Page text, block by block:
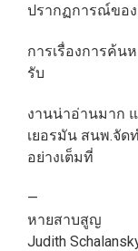
ปรากฏการณ์ขอ
การเรื่องการค้น
รับ
งานน่าอ่านมาก
เยอรมัน สนพ.จัด
อย่างเต็มที่
—
หายสาบสูญ
Judith